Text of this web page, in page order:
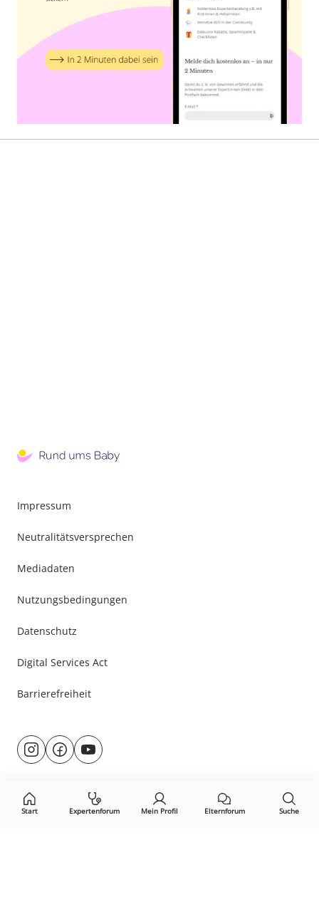
Start Expertenforum Mein Profil Elternforum Suche
Impressum
Neutralitätsversprechen
Mediadaten
Nutzungsbedingungen
Datenschutz
Digital Services Act
Barrierefreiheit
Besuche
uns@rund.ums.baby
facebook.com/rundumsbaby.de
youtube.com/@rundumsbaby_